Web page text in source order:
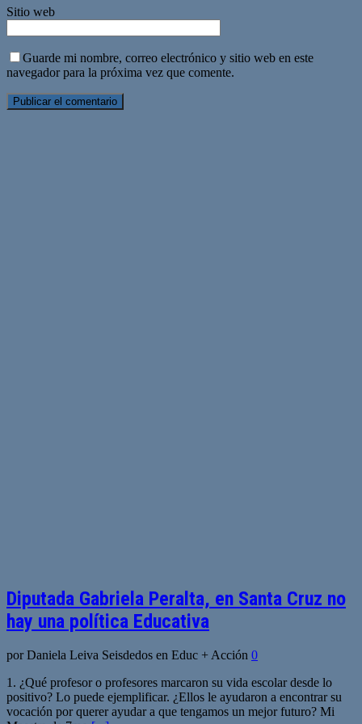
Sitio web
Guarde mi nombre, correo electrónico y sitio web en este
navegador para la próxima vez que comente.
Diputada Gabriela Peralta, en Santa Cruz no
hay una política Educativa
por Daniela Leiva Seisdedos en Educ + Acción 0
1. ¿Qué profesor o profesores marcaron su vida escolar desde lo
positivo? Lo puede ejemplificar. ¿Ellos le ayudaron a encontrar su
vocación por querer ayudar a que tengamos un mejor futuro? Mi